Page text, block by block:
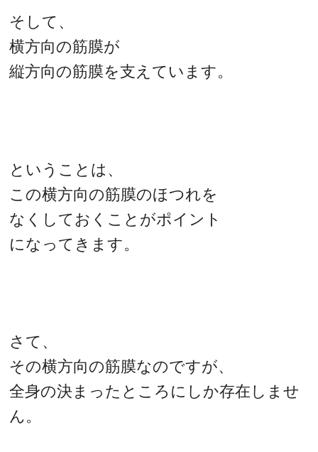
そして、
横方向の筋膜が
縦方向の筋膜を支えています。
ということは、
この横方向の筋膜のほつれを
なくしておくことがポイント
になってきます。
さて、
その横方向の筋膜なのですが、
全身の決まったところにしか存在しませ
ん。